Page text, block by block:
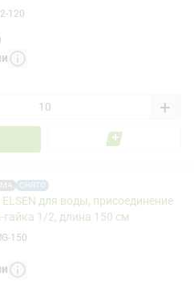
120
+
СНЯТО
для воды, присоединение
1/2, длина 150 см
150